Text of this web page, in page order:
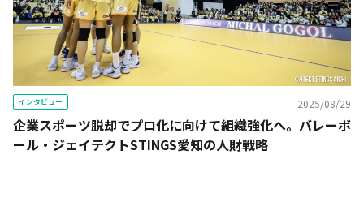
インタビュー 2025/08/29
企業スポーツ脱却でプロ化に向けて組織強化へ。バレーボ
ール・ジェイテクトSTINGS愛知の人財戦略